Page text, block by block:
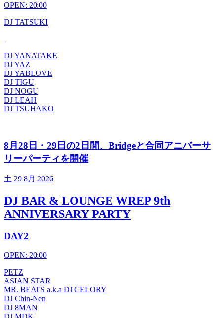
OPEN: 20:00
DJ TATSUKI
DJ YANATAKE
DJ YAZ
DJ YABLOVE
DJ TIGU
DJ NOGU
DJ LEAH
DJ TSUHAKO
8月28日・29日の2日間、Bridgeと合同アニバーサ
リーパーティを開催
土 29 8月 2026
DJ BAR & LOUNGE WREP 9th
ANNIVERSARY PARTY
DAY2
OPEN: 20:00
PETZ
ASIAN STAR
MR. BEATS a.k.a DJ CELORY
DJ Chin-Nen
DJ 8MAN
DJ MDK